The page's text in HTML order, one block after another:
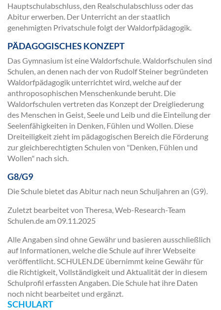
Hauptschulabschluss, den Realschulabschluss oder das
Abitur erwerben. Der Unterricht an der staatlich
genehmigten Privatschule folgt der Waldorfpädagogik.
PÄDAGOGISCHES KONZEPT
Das Gymnasium ist eine Waldorfschule. Waldorfschulen sind
Schulen, an denen nach der von Rudolf Steiner begründeten
Waldorfpädagogik unterrichtet wird, welche auf der
anthroposophischen Menschenkunde beruht. Die
Waldorfschulen vertreten das Konzept der Dreigliederung
des Menschen in Geist, Seele und Leib und die Einteilung der
Seelenfähigkeiten in Denken, Fühlen und Wollen. Diese
Dreiteiligkeit zieht im pädagogischen Bereich die Förderung
zur gleichberechtigten Schulen von "Denken, Fühlen und
Wollen" nach sich.
G8/G9
Die Schule bietet das Abitur nach neun Schuljahren an (G9).
Zuletzt bearbeitet von Theresa, Web-Research-Team
Schulen.de am 09.11.2025
Alle Angaben sind ohne Gewähr und basieren ausschließlich
auf Informationen, welche die Schule auf ihrer Webseite
veröffentlicht. SCHULEN.DE übernimmt keine Gewähr für
die Richtigkeit, Vollständigkeit und Aktualität der in diesem
Schulprofil erfassten Angaben. Die Schule hat ihre Daten
noch nicht bearbeitet und ergänzt.
SCHULART